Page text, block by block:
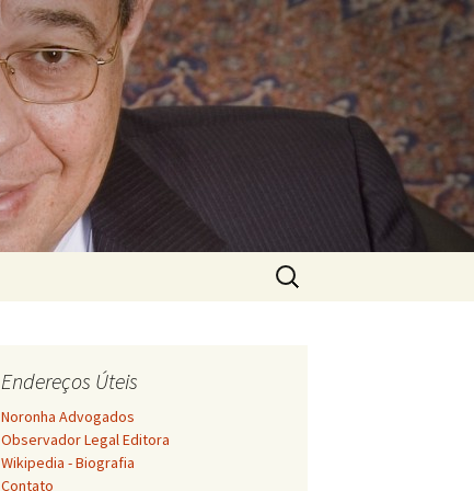
Pesquisar
por:
Endereços Úteis
Noronha Advogados
Observador Legal Editora
Wikipedia - Biografia
Contato